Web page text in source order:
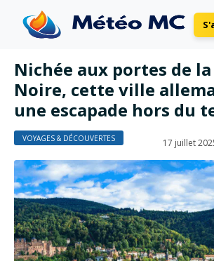
Nichée aux portes de
Noire, cette ville
une escapade hors du
VOYAGES & DÉCOUVERTES 17 juillet